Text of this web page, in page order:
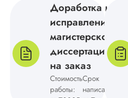
Доработка и
исправление
магистерской
диссертации
на заказ
Стоимость
работы:
Срок
написания: